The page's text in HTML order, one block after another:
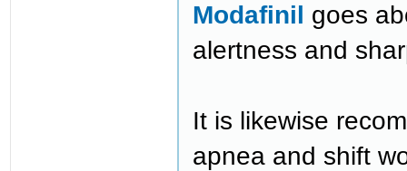
Modafinil goes
alertness and
It is likewise
apnea and shift